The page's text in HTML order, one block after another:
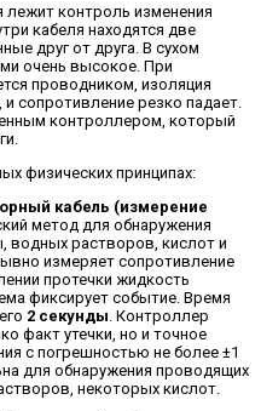
лежит контроль изменения
кабеля находятся две
друг от друга. В сухом
очень высокое. При
проводником, изоляция
сопротивление резко падает.
контроллером, который
физических принципах:
кабель (измерение
метод для обнаружения
водных растворов, кислот и
измеряет сопротивление
протечки жидкость
фиксирует событие. Время
2 секунды . Контроллер
факт утечки, но и точное
с погрешностью не более ±1
для обнаружения проводящих
некоторых кислот.